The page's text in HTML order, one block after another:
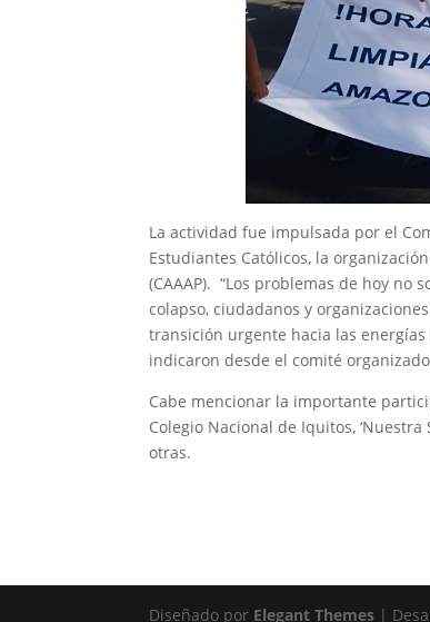
La actividad fue impulsada por el
Estudiantes Católicos, la
(CAAAP). “Los problemas de hoy
colapso, ciudadanos y
transición urgente hacia las
indicaron desde el comité
Cabe mencionar la importante
Colegio Nacional de Iquitos, ‘Nuestra
otras.
Diseñado por Elegant Themes |